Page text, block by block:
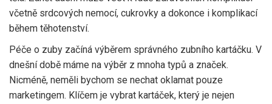
včetně srdcových nemocí, cukrovky a dokonce i komplikací
během těhotenství.
Péče o zuby začíná výběrem správného zubního kartáčku. V
dnešní době máme na výběr z mnoha typů a značek.
Nicméně, neměli bychom se nechat oklamat pouze
marketingem. Klíčem je vybrat kartáček, který je nejen